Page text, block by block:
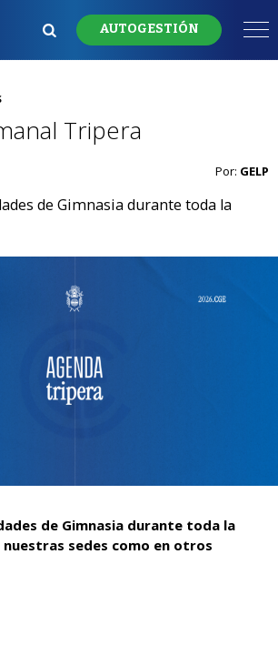
AUTOGESTIÓN
Tripera
Por: GELP
de Gimnasia durante toda la
de Gimnasia durante toda la
sedes como en otros